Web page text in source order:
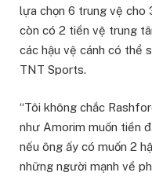
lựa chọn 6 trung vệ cho
còn có 2 tiền vệ trung
các hậu vệ cánh có thể
TNT Sports.
“Tôi không chắc
như Amorim muốn tiền
nếu ông ấy có muốn 2
những người mạnh về